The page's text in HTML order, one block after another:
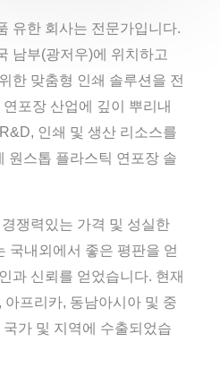
유한 회사는 전문가입니다.
남부(광저우)에 위치하고
한 맞춤형 인쇄 솔루션을 전
포장 산업에 깊이 뿌리내
인쇄 및 생산 리소스를
원스톱 플라스틱 연포장 솔
쟁력있는 가격 및 성실한
국내외에서 좋은 평판을 얻
과 신뢰를 얻었습니다. 현재
아프리카, 동남아시아 및 중
가 및 지역에 수출되었습